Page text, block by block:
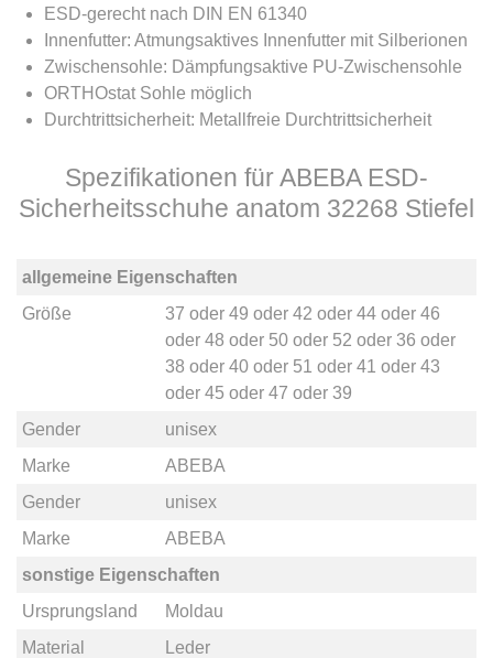
ESD-gerecht nach DIN EN 61340
Innenfutter: Atmungsaktives Innenfutter mit Silberionen
Zwischensohle: Dämpfungsaktive PU-Zwischensohle
ORTHOstat Sohle möglich
Durchtrittsicherheit: Metallfreie Durchtrittsicherheit
Spezifikationen für ABEBA ESD-
Sicherheitsschuhe anatom 32268 Stiefel
allgemeine Eigenschaften
Größe
37 oder 49 oder 42 oder 44oder 46
oder 48 oder 50oder 52 oder 36 oder
38 oder 40oder 51 oder 41 oder 43
oder 45 oder 47 oder 39
Gender
unisex
Marke
ABEBA
Gender
unisex
Marke
ABEBA
sonstige Eigenschaften
Ursprungsland
Moldau
Material
Leder